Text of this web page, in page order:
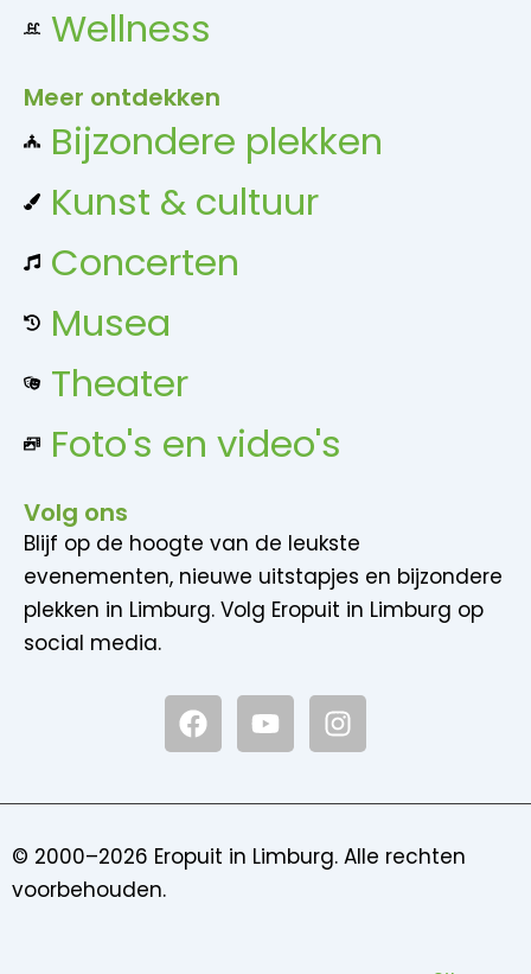
Wellness
Meer ontdekken
Bijzondere plekken
Kunst & cultuur
Concerten
Musea
Theater
Foto's en video's
Volg ons
Blijf op de hoogte van de leukste
evenementen, nieuwe uitstapjes en bijzondere
plekken in Limburg. Volg Eropuit in Limburg op
social media.
F
a
c
o
Y
o
u
b
I
n
s
g
© 2000–2026 Eropuit in Limburg. Alle rechten
voorbehouden.